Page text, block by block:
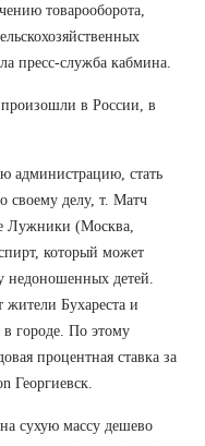
товарооборота,
пресс-служба кабмина.
в России, в
администрацию, стать
своему делу, т. Матч
Лужники (Москва,
который может
недоношенных детей.
жители Бухареста и
городе. По этому
процентная ставка за
Георгиевск.
сухую массу дешево